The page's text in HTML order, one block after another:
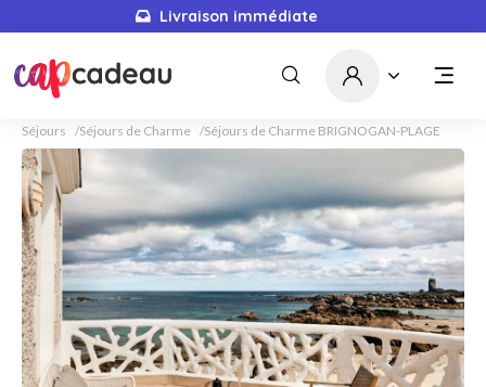
Livraison immédiate
Séjours Séjours de Charme Séjours de Charme BRIGNOGAN-PLAGE